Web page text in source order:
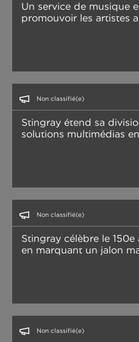
Un service de musique
promouvoir les artistes
Non classifié(e)
Stingray étend sa
solutions multimédias
Non classifié(e)
Stingray célèbre le
en marquant un jalon
Non classifié(e)